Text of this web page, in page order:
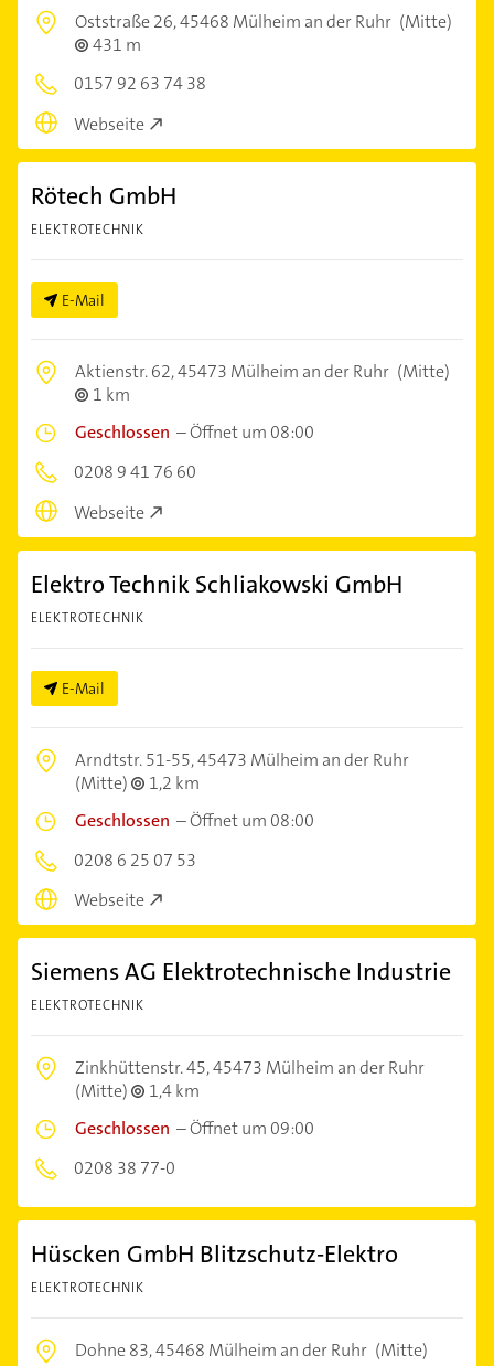
Oststraße 26,45468 Mülheim an der Ruhr (Mitte)
431 m
0157 92 63 74 38
Webseite
Rötech GmbH
ELEKTROTECHNIK
E-Mail
Aktienstr. 62,45473 Mülheim an der Ruhr (Mitte)
1 km
Geschlossen –Öffnet um 08:00
0208 9 41 76 60
Webseite
Elektro Technik Schliakowski GmbH
ELEKTROTECHNIK
E-Mail
Arndtstr. 51-55,45473 Mülheim an der Ruhr
(Mitte)
1,2 km
Geschlossen –Öffnet um 08:00
0208 6 25 07 53
Webseite
Siemens AG Elektrotechnische Industrie
ELEKTROTECHNIK
Zinkhüttenstr. 45,45473 Mülheim an der Ruhr
(Mitte)
1,4 km
Geschlossen –Öffnet um 09:00
0208 38 77-0
Hüscken GmbH Blitzschutz-Elektro
ELEKTROTECHNIK
Dohne 83,45468 Mülheim an der Ruhr (Mitte)